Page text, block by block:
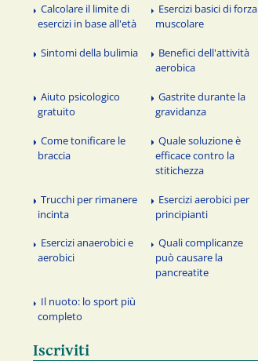
Calcolare il limite di
esercizi in base all'età
Esercizi basici di forza
muscolare
Sintomi della bulimia
Benefici dell'attività
aerobica
Aiuto psicologico
gratuito
Gastrite durante la
gravidanza
Come tonificare le
braccia
Quale soluzione è
efficace contro la
stitichezza
Trucchi per rimanere
incinta
Esercizi aerobici per
principianti
Esercizi anaerobici e
aerobici
Quali complicanze
può causare la
pancreatite
Il nuoto: lo sport più
completo
Iscriviti